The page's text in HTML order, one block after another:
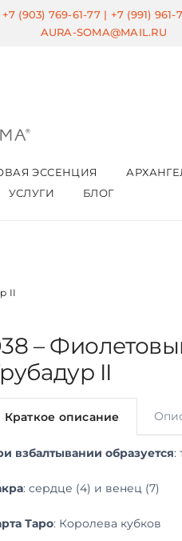
+7 (903) 769-61-77 | +7 (991) 961-
AURA-SOMA@MAIL.RU
ЭССЕНЦИЯ
УСЛУГИ БЛОГ
II
–
II
Краткое описание
взбалтывании образуется:
: сердце (4) и венец (7)
Таро: Королева кубков